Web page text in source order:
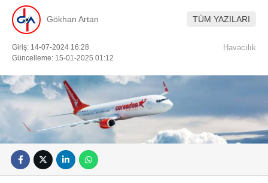
Gökhan Artan TÜM YAZILARI
Giriş: 14-07-2024 16:28
Güncelleme: 15-01-2025 01:12
Havacılık